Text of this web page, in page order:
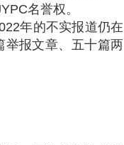
名誉权。
年的不实报道仍在
举报文章、五十篇两